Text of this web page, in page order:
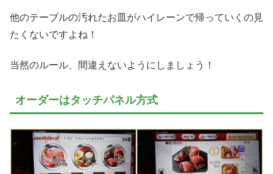
他のテーブルの汚れたお皿がハイレーンで帰っていくの見
たくないですよね！
当然のルール、間違えないようにしましょう！
オーダーはタッチパネル方式